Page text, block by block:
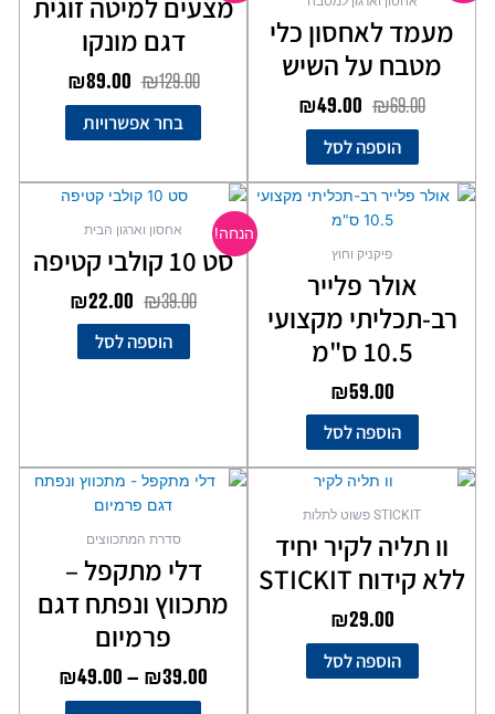
מעמד לאחסון כלי
מטבח על השיש
₪69.00
₪69.00.
₪49.00
₪49.00.
הוספה לסל
דגם מונקו
₪129.00
₪129.00.
₪89.00
₪89.00.
בחר אפשרויות
מספר
את
המוצר
פיקניק וחוץ
אולר פלייר
רב-תכליתי מקצועי
10.5 ס"מ
₪59.00
הוספה לסל
הנחה! אחסון וארגון הבית
סט 10 קולבי קטיפה
₪39.00
המחיר
היה:
₪39.00.
₪22.00
המחיר
₪22.00.
הוספה לסל
STICKIT פשוט לתלות
וו תליה לקיר יחיד
ללא קידוח STICKIT
₪29.00
הוספה לסל
סדרת המתכווצים
דלי מתקפל –
מתכווץ ונפתח דגם
פרמיום
₪39.00
–
₪49.00
טווח
למוצר
ניתן
בעמוד